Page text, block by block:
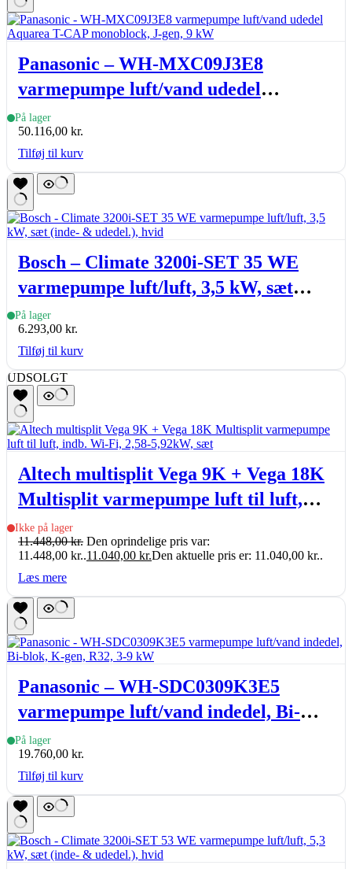
Panasonic – WH-MXC09J3E8
varmepumpe luft/vand udedel
Aquarea T-CAP monoblock, J-gen, 9
kW
På lager
50.116,00 kr.
Tilføj til kurv
Bosch – Climate 3200i-SET 35 WE
varmepumpe luft/luft, 3,5 kW, sæt
(inde- & udedel.), hvid
På lager
6.293,00 kr.
Tilføj til kurv
UDSOLGT
Altech multisplit Vega 9K + Vega 18K
Multisplit varmepumpe luft til luft,
indb. Wi-Fi, 2,58-5,92kW, sæt
Ikke på lager
11.448,00kr. Den oprindelige pris var:
11.448,00 kr..11.040,00 kr.Den aktuelle pris er: 11.040,00 kr..
Læs mere
Panasonic – WH-SDC0309K3E5
varmepumpe luft/vand indedel, Bi-
blok, K-gen, R32, 3-9 kW
På lager
19.760,00 kr.
Tilføj til kurv